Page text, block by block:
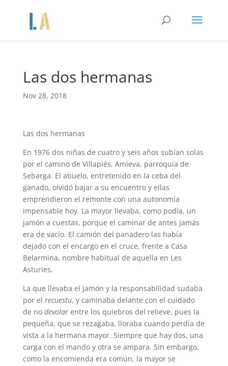
Las dos hermanas
Nov 28, 2018
Las dos hermanas
En 1976 dos niñas de cuatro y seis años subían solas
por el camino de Villapiés, Amieva, parroquia de
Sebarga. El abuelo, entretenido en la ceba del
ganado, olvidó bajar a su encuentro y ellas
emprendieron el remonte con una autonomía
impensable hoy. La mayor llevaba, como podía, un
jamón a cuestas, porque el caminar de antes jamás
era de vacío. El camión del panadero las había
dejado con el encargo en el cruce, frente a Casa
Belarmina, nombre habitual de aquella en Les
Asturies.
La que llevaba el jamón y la responsabilidad sudaba
por el recuestu, y caminaba delante con el cuidado
de no devolarentre los quiebros del relieve, pues la
pequeña, que se rezagaba, lloraba cuando perdía de
vista a la hermana mayor. Siempre que hay dos, una
carga con el mando y otra se ampara. Sin embargo,
como la encomienda era común, la mayor se